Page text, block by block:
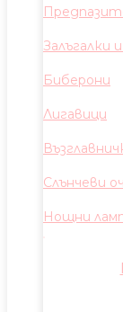
Залъгалки
Биберони
Лигавици
Слънчеви
Нощни